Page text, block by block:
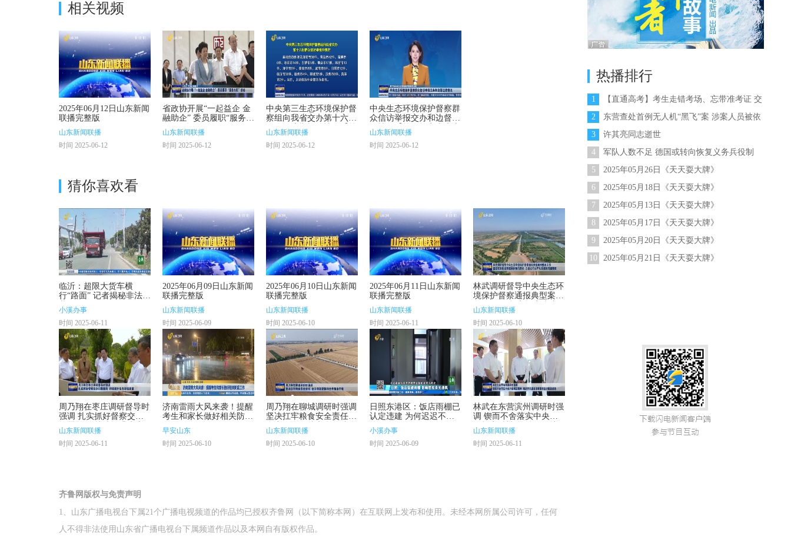
相关视频
2025年06月12日山东新闻
联播完整版
山东新闻联播
时间 2025-06-12
省政协开展“一起益企 金
融助企” 委员履职“服务为
民”活动
山东新闻联播
时间 2025-06-12
中央第三生态环境保护督
察组向我省交办第十六批
群众信访举报件情况【第
三轮中央生态环境保护督
察在山东】
山东新闻联播
时间 2025-06-12
中央生态环境保护督察群
众信访举报交办和边督边
改情况【第三轮中央生态
环境保护督察在山东】
山东新闻联播
时间 2025-06-12
猜你喜欢看
临沂：超限大货车横
行“路面” 记者揭秘非法改
装厂！
小溪办事
时间 2025-06-11
2025年06月09日山东新闻
联播完整版
山东新闻联播
时间 2025-06-09
2025年06月10日山东新闻
联播完整版
山东新闻联播
时间 2025-06-10
2025年06月11日山东新闻
联播完整版
山东新闻联播
时间 2025-06-11
林武调研督导中央生态环
境保护督察通报典型案例
整改工作 坚定扛牢生态
环境保护政治责任 立说
立行从严从实抓好问题整
改
山东新闻联播
时间 2025-06-10
周乃翔在枣庄调研督导时
强调 扎实抓好督察交办
问题整改 持续提升生态
环境质量
山东新闻联播
时间 2025-06-11
济南雷雨大风来袭！提醒
考生和家长做好相关防范
工作
早安山东
时间 2025-06-10
周乃翔在聊城调研时强调
坚决扛牢粮食安全责任
全力夺取夏粮和全年粮食
丰收
山东新闻联播
时间 2025-06-10
日照东港区：饭店雨棚已
认定违建 为何迟迟不拆
除？
小溪办事
时间 2025-06-09
林武在东营滨州调研时强
调 锲而不舍落实中央八
项规定精神 推动作风建
设不断取得新进展新成效
山东新闻联播
时间 2025-06-11
齐鲁网版权与免责声明
1、山东广播电视台下属21个广播电视频道的作品均已授权齐鲁网（以下简称本网）在互联网上发布和使用。未经本网所属公司许可，任何
人不得非法使用山东省广播电视台下属频道作品以及本网自有版权作品。
热播排行
1
【直通高考】考生走错考场、忘带准考证 交
警变身“闪电侠”暖心解困
2
东营查处首例无人机“黑飞”案 涉案人员被依
法处理
3
许其亮同志逝世
4
军队人数不足 德国或转向恢复义务兵役制
5
2025年05月26日《天天耍大牌》
6
2025年05月18日《天天耍大牌》
7
2025年05月13日《天天耍大牌》
8
2025年05月17日《天天耍大牌》
9
2025年05月20日《天天耍大牌》
10
2025年05月21日《天天耍大牌》